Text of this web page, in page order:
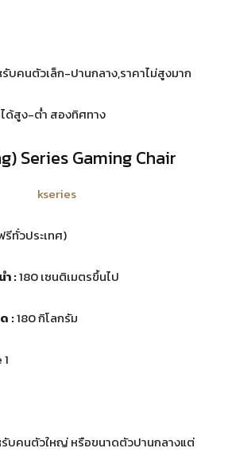
บคนตัวเล็ก-ปานกลาง,ราคาไม่สูงมาก
ด้สูง-ต่ำ สองทิศทาง
Series Gaming Chair
ทั่วประเทศ)
ำ :180 เซนติเมตรขึ้นไป
:180 กิโลกรัม
รับคนตัวใหญ่ หรือขนาดตัวปานกลางแต่